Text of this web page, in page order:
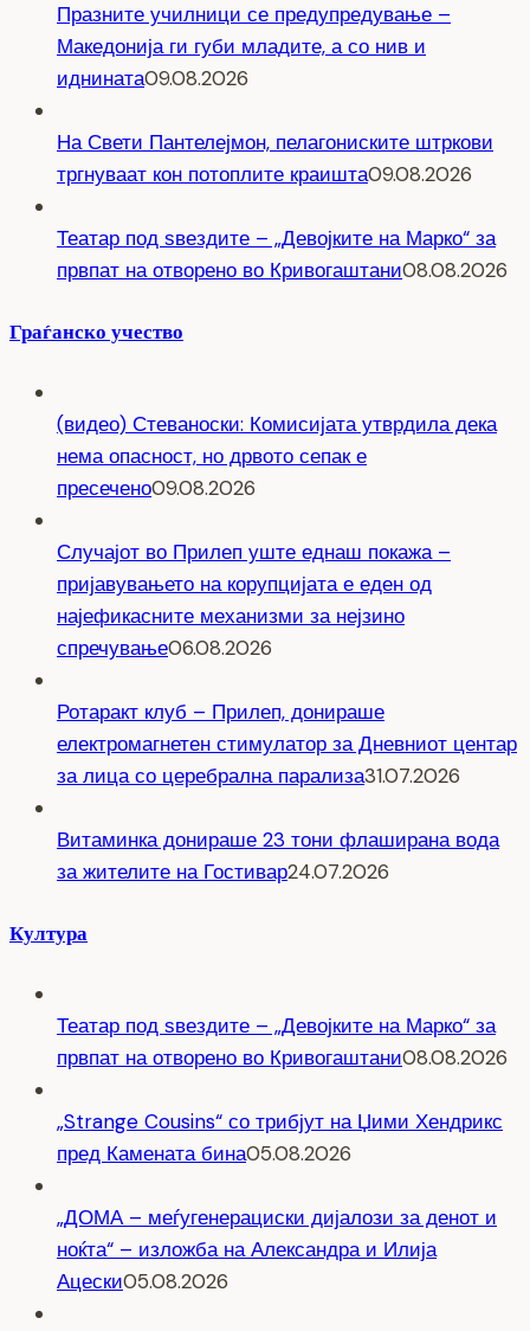
Празните училници се предупредување –
Македонија ги губи младите, а со нив и
иднината09.08.2026
На Свети Пантелејмон, пелагониските штркови
тргнуваат кон потоплите краишта09.08.2026
Театар под ѕвездите – „Девојките на Марко“ за
првпат на отворено во Кривогаштани08.08.2026
Граѓанско учество
(видео) Стеваноски: Комисијата утврдила дека
нема опасност, но дрвото сепак е
пресечено09.08.2026
Случајот во Прилеп уште еднаш покажа –
пријавувањето на корупцијата е еден од
најефикасните механизми за нејзино
спречување06.08.2026
Ротаракт клуб – Прилеп, донираше
електромагнетен стимулатор за Дневниот центар
за лица со церебрална парализа31.07.2026
Витаминка донираше 23 тони флаширана вода
за жителите на Гостивар24.07.2026
Култура
Театар под ѕвездите – „Девојките на Марко“ за
првпат на отворено во Кривогаштани08.08.2026
„Strange Cousins“ со трибјут на Џими Хендрикс
пред Камената бина05.08.2026
„ДОМА – меѓугенерациски дијалози за денот и
ноќта“ – изложба на Александра и Илија
Ацески05.08.2026